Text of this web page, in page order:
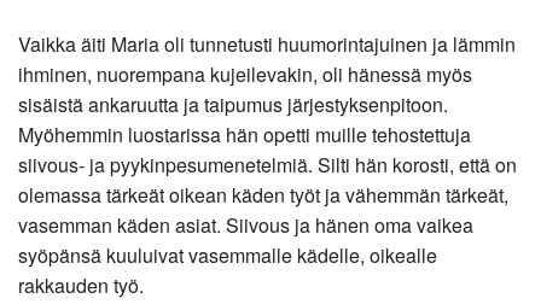
Vaikka äiti Maria oli tunnetusti huumorintajuinen ja lämmin
ihminen, nuorempana kujeilevakin, oli hänessä myös
sisäistä ankaruutta ja taipumus järjestyksenpitoon.
Myöhemmin luostarissa hän opetti muille tehostettuja
siivous- ja pyykinpesumenetelmiä. Silti hän korosti, että on
olemassa tärkeät oikean käden työt ja vähemmän tärkeät,
vasemman käden asiat. Siivous ja hänen oma vaikea
syöpänsä kuuluivat vasemmalle kädelle, oikealle
rakkauden työ.